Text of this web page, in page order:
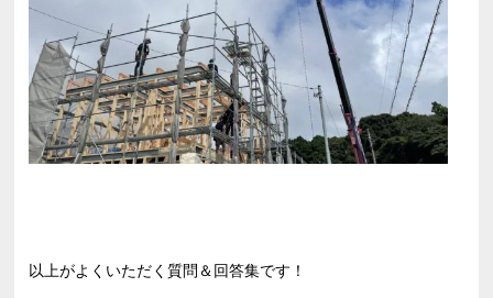
以上がよくいただく質問＆回答集です！